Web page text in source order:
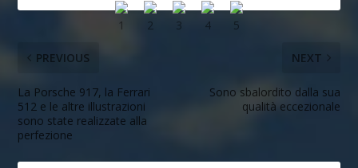
PREVIOUS
La Porsche 917, la Ferrari
512 e le altre illustrazioni
sono state realizzate alla
perfezione
NEXT
Sono sbalordito dalla sua
qualità eccezionale